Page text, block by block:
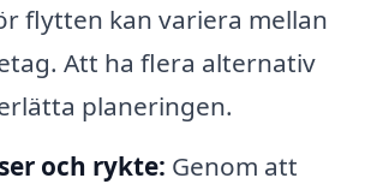
flytten kan variera mellan
Att ha flera alternativ
planeringen.
och rykte: Genom att